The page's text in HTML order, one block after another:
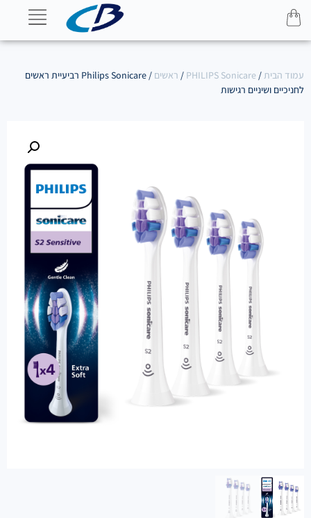
עמוד הבית/
PHILIPS Sonicare
/ ראשים
/ Philips Sonicare רביעיית ראשים
לחניכיים ושיניים רגישות